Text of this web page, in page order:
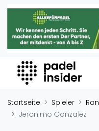
Padel Insider
Home
Organisationen
Buchungssysteme
Padel-Shops
Padel-Marken
Startseite Spieler
Jeronimo Gonzalez